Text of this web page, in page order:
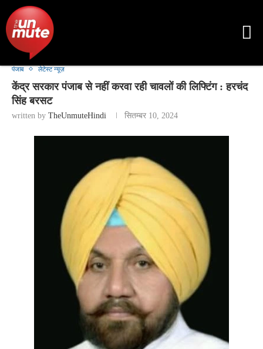
पंजाब लेटेस्ट न्यूज़
केंद्र सरकार पंजाब से नहीं करवा रही चावलों की लिफ्टिंग : हरचंद
सिंह बरसट
written by TheUnmuteHindi सितम्बर 10, 2024